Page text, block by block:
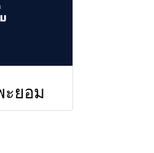
ะยอม